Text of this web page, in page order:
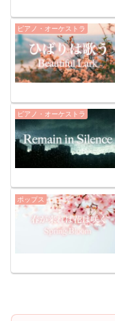
ピアノ・オーケストラ
ピアノ・オーケストラ
ポップス